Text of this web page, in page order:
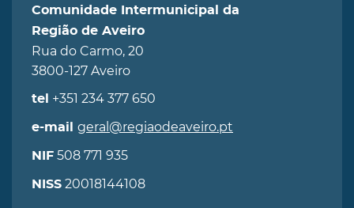
Comunidade Intermunicipal da
Região de Aveiro
Rua do Carmo, 20
3800-127 Aveiro
tel +351 234 377 650
e-mail geral@regiaodeaveiro.pt
NIF 508 771 935
NISS 20018144108